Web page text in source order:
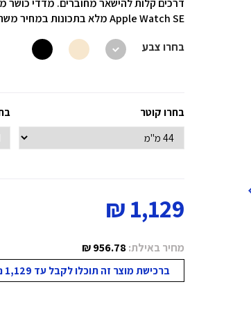
דרכים קלות להישאר מחוברים. מדדי כושר
Apple Watch SE מלא בתכונות במחיר משתלם.
בחרו צבע
בחרו קוטר
1,129 ₪
מחיר באילת:956.78 ₪
ברכישת מוצר זה תוכלו לקבל עד 1,129 נקודות מועדון!